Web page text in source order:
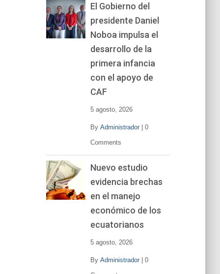
El Gobierno del
presidente Daniel
Noboa impulsa el
desarrollo de la
primera infancia
con el apoyo de
CAF
5 agosto, 2026
By Administrador| 0
Comments
Nuevo estudio
evidencia brechas
en el manejo
económico de los
ecuatorianos
5 agosto, 2026
By Administrador| 0